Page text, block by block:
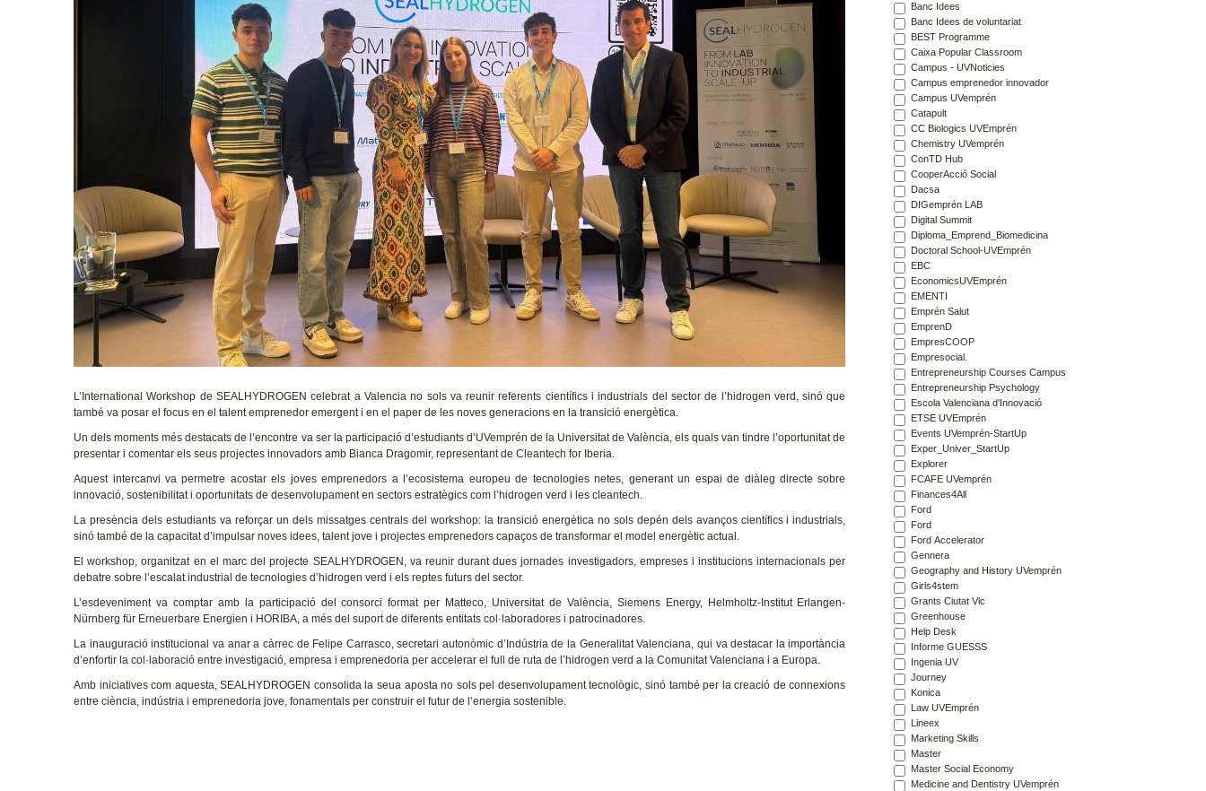
L’International Workshop de SEALHYDROGEN celebrat a Valencia no sols va reunir referents científics i industrials del sector de l’hidrogen verd, sinó que
també va posar el focus en el talent emprenedor emergent i en el paper de les noves generacions en la transició energètica.
Un dels moments més destacats de l’encontre va ser la participació d’estudiants d’UVemprén de la Universitat de València, els quals van tindre l’oportunitat de
presentar i comentar els seus projectes innovadors amb Bianca Dragomir, representant de Cleantech for Iberia.
Aquest intercanvi va permetre acostar els joves emprenedors a l’ecosistema europeu de tecnologies netes, generant un espai de diàleg directe sobre
innovació, sostenibilitat i oportunitats de desenvolupament en sectors estratègics com l’hidrogen verd i les cleantech.
La presència dels estudiants va reforçar un dels missatges centrals del workshop: la transició energètica no sols depén dels avanços científics i industrials,
sinó també de la capacitat d’impulsar noves idees, talent jove i projectes emprenedors capaços de transformar el model energètic actual.
El workshop, organitzat en el marc del projecte SEALHYDROGEN, va reunir durant dues jornades investigadors, empreses i institucions internacionals per
debatre sobre l’escalat industrial de tecnologies d’hidrogen verd i els reptes futurs del sector.
L’esdeveniment va comptar amb la participació del consorci format per Matteco, Universitat de València, Siemens Energy, Helmholtz-Institut Erlangen-
Nürnberg für Erneuerbare Energien i HORIBA, a més del suport de diferents entitats col·laboradores i patrocinadores.
La inauguració institucional va anar a càrrec de Felipe Carrasco, secretari autonòmic d’Indústria de la Generalitat Valenciana, qui va destacar la importància
d’enfortir la col·laboració entre investigació, empresa i emprenedoria per accelerar el full de ruta de l’hidrogen verd a la Comunitat Valenciana i a Europa.
Amb iniciatives com aquesta, SEALHYDROGEN consolida la seua aposta no sols pel desenvolupament tecnològic, sinó també per la creació de connexions
entre ciència, indústria i emprenedoria jove, fonamentals per construir el futur de l’energia sostenible.
Banc Idees
Banc Idees de voluntariat
BEST Programme
Caixa Popular Classroom
Campus - UVNoticies
Campus emprenedor innovador
Campus UVemprén
Catapult
CC Biologics UVEmprén
Chemistry UVemprén
ConTD Hub
CooperAcció Social
Dacsa
DIGemprén LAB
Digital Summit
Diploma_Emprend_Biomedicina
Doctoral School-UVEmprén
EBC
EconomicsUVEmprén
EMENTI
Emprén Salut
EmprenD
EmpresCOOP
Empresocial.
Entrepreneurship Courses Campus
Entrepreneurship Psychology
Escola Valenciana d'Innovació
ETSE UVEmprén
Events UVemprén-StartUp
Exper_Univer_StartUp
Explorer
FCAFE UVemprén
Finances4All
Ford
Ford
Ford Accelerator
Gennera
Geography and History UVemprén
Girls4stem
Grants Ciutat Vlc
Greenhouse
Help Desk
Informe GUESSS
Ingenia UV
Journey
Konica
Law UVEmprén
Lineex
Marketing Skills
Master
Master Social Economy
Medicine and Dentistry UVemprén